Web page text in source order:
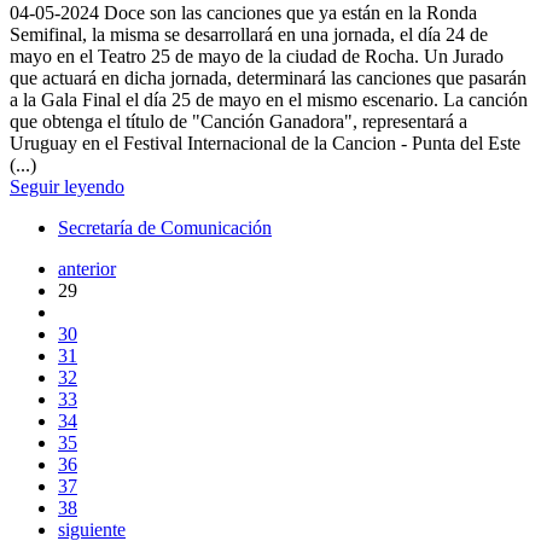
04-05-2024 Doce son las canciones que ya están en la Ronda
Semifinal, la misma se desarrollará en una jornada, el día 24 de
mayo en el Teatro 25 de mayo de la ciudad de Rocha. Un Jurado
que actuará en dicha jornada, determinará las canciones que pasarán
a la Gala Final el día 25 de mayo en el mismo escenario. La canción
que obtenga el título de "Canción Ganadora", representará a
Uruguay en el Festival Internacional de la Cancion - Punta del Este
(...)
Seguir leyendo
Secretaría de Comunicación
anterior
29
30
31
32
33
34
35
36
37
38
siguiente